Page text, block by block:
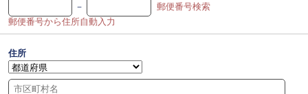
－
郵便番号検索
郵便番号から住所自動入力
住所